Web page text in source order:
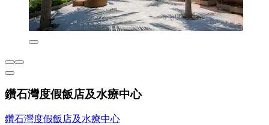
鑽石灣度假飯店及水療中心
鑽石灣度假飯店及水療中心